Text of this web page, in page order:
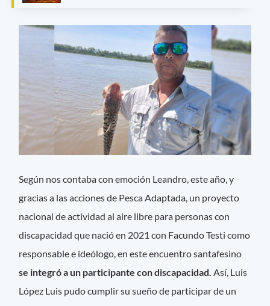
Según nos contaba con emoción Leandro, este año, y
gracias a las acciones de Pesca Adaptada, un proyecto
nacional de actividad al aire libre para personas con
discapacidad que nació en 2021 con Facundo Testi como
responsable e ideólogo, en este encuentro santafesino
se integró a un participante con discapacidad. Así, Luis
López Luis pudo cumplir su sueño de participar de un